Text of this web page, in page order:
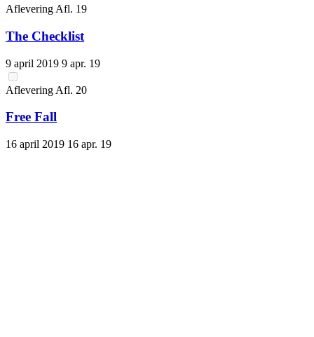
Aflevering Afl. 19
The Checklist
9 april 2019 9 apr. 19
Aflevering Afl. 20
Free Fall
16 april 2019 16 apr. 19